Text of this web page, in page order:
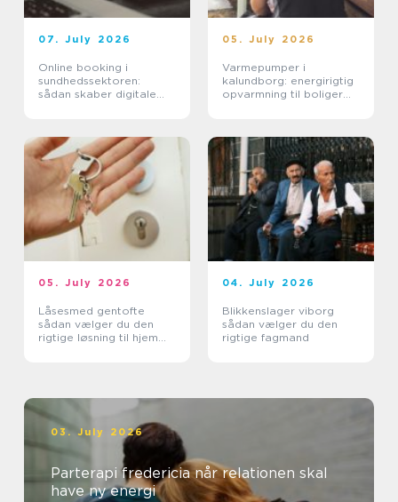
07. July 2026
Online booking i
sundhedssektoren:
sådan skaber digitale
05. July 2026
Varmepumper i
kalundborg: energirigtig
opvarmning til boliger
05. July 2026
Låsesmed gentofte
sådan vælger du den
rigtige løsning til hjem
04. July 2026
Blikkenslager viborg
sådan vælger du den
rigtige fagmand
03. July 2026
Parterapi fredericia når relationen skal
have ny energi